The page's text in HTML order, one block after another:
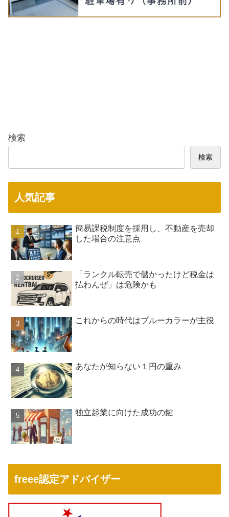
検索
検索
人気記事
簡易課税制度を採用し、不動産を売却
した場合の注意点
「ランクル転売で儲かったけど税金は
払わんぜ」は危険かも
これからの時代はブルーカラーが主役
あなたが知らない１円の重み
独立起業に向けた成功の鍵
freee認定アドバイザー